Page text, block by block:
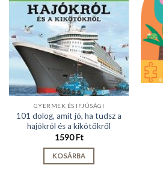
GYERMEK ÉS IFJÚSÁGI
101 dolog, amit jó, ha tudsz a
hajókról és a kikötőkről
1590Ft
KOSÁRBA